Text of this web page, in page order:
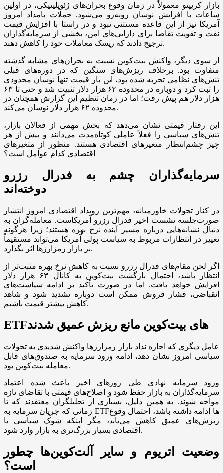
بازار کریپتو معمولاً در زمان وقوع بحران‌های ژئوپلیتیکی، در اولین
ساعات با افزایش نوسان روبه‌رو می‌شود. حملات بامداد امروز
آمریکا نیز از این قاعده مستثنی نبود و در راستا با افزایش قیمت
نفت و تقویت تقاضا برای دارایی‌های امن، بخشی از سرمایه‌گذاران
ترجیح دادند که ریسک معاملات خود را کاهش دهند.
از سوی دیگر، واکنش بیت‌کوین نسبت به بحران‌های مشابه گذشته
متفاوت بود. برخلاف ریزش‌های سنگین که در دوره‌های قبلی
تنش‌های نظامی تجربه شده بود، این بار قیمت تنها نوسان محدودی
را ثبت کرد و دوباره در محدوده ۶۲ هزار دلار تثبیت شد و حتی تا ۶۳
هزار دلار هم پیش رفت؛ اما در زمان تنظیم این گزارش همچنان در
محدوده ۶۲ هزار دلار نوسان می‌کند.
این رفتار قیمتی نشان می‌دهد که بخش مهمی از فعالان بازار،
تنش‌های سیاسی را فعلاً عاملی کوتاه‌مدت می‌دانند و بیش از هر
چیز چشم‌انتظار متغیر‌های اقتصادی هستند. منظور از متغیرهای
اقتصادی کدام عوامل است؟
سرمایه‌گذاران چشم به فدرال رزرو
دوخته‌اند
در کنار تحولات خاورمیانه، مهم‌ترین رویداد اقتصادی امروز انتشار
صورت‌جلسه نشست اخیر فدرال رزرو آمریکاست. معامله‌گران به
دنبال نشانه‌هایی درباره مسیر آینده نرخ بهره هستند؛ زیرا هرگونه
تغییر در انتظارات مربوط به سیاست پولی آمریکا می‌تواند مستقیماً
بر بازار رمزارز‌ها اثر بگذارد.
اگر لحن مقام‌های فدرال رزرو نسبت به کاهش نرخ بهره مثبت‌تر از
انتظار باشد، احتمال بازگشت بیت‌کوین به کانال ۶۳ هزار دلار
افزایش خواهد یافت. اما در صورت تأکید بر ادامه سیاست‌های
انقباضی، فشار فروش ممکن است دوباره تشدید شود و شاهد
کاهش بیشتر قیمت باشیم.
ETF‌های بیت‌کوین مانع ریزش عمیق شدند
عامل دیگری که اجازه نداد بازار رمزارز‌ها واکنش شدیدی به تحولات
سیاسی امروز نشان دهد، ادامه ورود سرمایه به صندوق‌های قابل
معامله بیت‌کوین بود.
ورود سرمایه نهادی طی روز‌های اخیر باعث شده اعتماد
سرمایه‌گذاران به بازار حفظ شود و اصلاح‌های قیمتی با تقاضای تازه
مواجه شوند. به همین دلیل، بسیاری از تحلیلگران معتقدند که تا
زمانی که جریان سرمایه به ETF‌ها ادامه داشته باشد، احتمال وقوع
ریزش‌های عمیق کاهش می‌یابد، مگر اینکه شوک سیاسی یا
اقتصادی بسیار بزرگ‌تری به بازار وارد شود.
وضعیت اتریوم و سایر آلت‌کوین‌ها چطور
است؟